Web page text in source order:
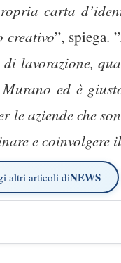
carta
creativo”, spiega. ”
di lavorazione,
ed è
le aziende che
e coinvolgere
altri articoli diNEWS